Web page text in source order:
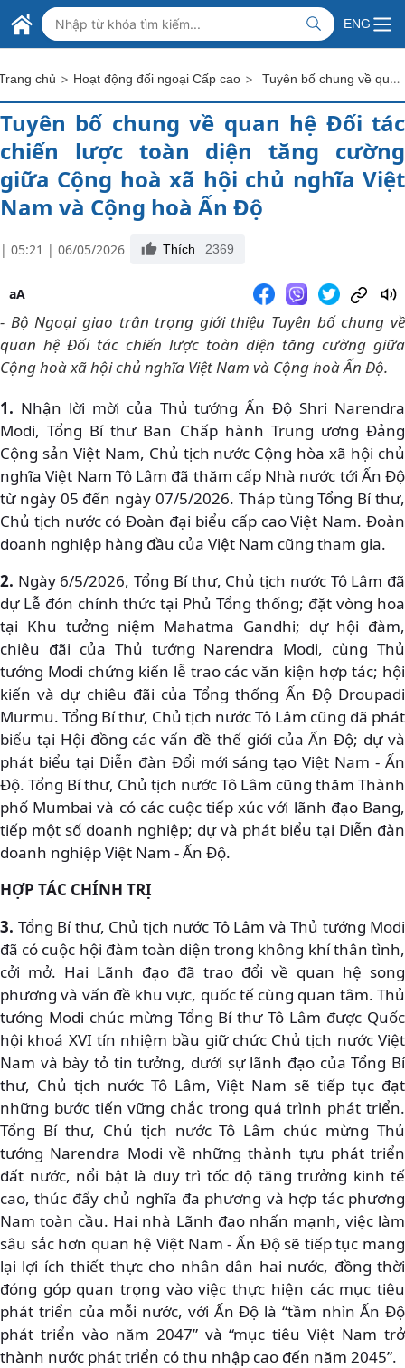
Skip to Main Content
BỘ NGOẠI GIAO VIỆT NAM
MINISTRY OF FOREIGN AFFAIRS
ENG
chủ > Hoạt động đối ngoại Cấp cao > Tuyên bố chung về quan hệ Đối tác chiến lược toàn diện tăng cường giữa Cộng hoà xã hội chủ nghĩa Việt Nam và Cộng hoà Ấn Độ
Tuyên bố chung về quan hệ Đối tác
chiến lược toàn diện tăng cường
giữa Cộng hoà xã hội chủ nghĩa Việt
Nam và Cộng hoà Ấn Độ
| 05:21 | 06/05/2026 Thích 2369
aA
- Bộ Ngoại giao trân trọng giới thiệu Tuyên bố chung về
quan hệ Đối tác chiến lược toàn diện tăng cường giữa
Cộng hoà xã hội chủ nghĩa Việt Nam và Cộng hoà Ấn Độ.
1. Nhận lời mời của Thủ tướng Ấn Độ Shri Narendra
Modi, Tổng Bí thư Ban Chấp hành Trung ương Đảng
Cộng sản Việt Nam, Chủ tịch nước Cộng hòa xã hội chủ
nghĩa Việt Nam Tô Lâm đã thăm cấp Nhà nước tới Ấn Độ
từ ngày 05 đến ngày 07/5/2026. Tháp tùng Tổng Bí thư,
Chủ tịch nước có Đoàn đại biểu cấp cao Việt Nam. Đoàn
doanh nghiệp hàng đầu của Việt Nam cũng tham gia.
2. Ngày 6/5/2026, Tổng Bí thư, Chủ tịch nước Tô Lâm đã
dự Lễ đón chính thức tại Phủ Tổng thống; đặt vòng hoa
tại Khu tưởng niệm Mahatma Gandhi; dự hội đàm,
chiêu đãi của Thủ tướng Narendra Modi, cùng Thủ
tướng Modi chứng kiến lễ trao các văn kiện hợp tác; hội
kiến và dự chiêu đãi của Tổng thống Ấn Độ Droupadi
Murmu. Tổng Bí thư, Chủ tịch nước Tô Lâm cũng đã phát
biểu tại Hội đồng các vấn đề thế giới của Ấn Độ; dự và
phát biểu tại Diễn đàn Đổi mới sáng tạo Việt Nam - Ấn
Độ. Tổng Bí thư, Chủ tịch nước Tô Lâm cũng thăm Thành
phố Mumbai và có các cuộc tiếp xúc với lãnh đạo Bang,
tiếp một số doanh nghiệp; dự và phát biểu tại Diễn đàn
doanh nghiệp Việt Nam - Ấn Độ.
HỢP TÁC CHÍNH TRỊ
3. Tổng Bí thư, Chủ tịch nước Tô Lâm và Thủ tướng Modi
đã có cuộc hội đàm toàn diện trong không khí thân tình,
cởi mở. Hai Lãnh đạo đã trao đổi về quan hệ song
phương và vấn đề khu vực, quốc tế cùng quan tâm. Thủ
tướng Modi chúc mừng Tổng Bí thư Tô Lâm được Quốc
hội khoá XVI tín nhiệm bầu giữ chức Chủ tịch nước Việt
Nam và bày tỏ tin tưởng, dưới sự lãnh đạo của Tổng Bí
thư, Chủ tịch nước Tô Lâm, Việt Nam sẽ tiếp tục đạt
những bước tiến vững chắc trong quá trình phát triển.
Tổng Bí thư, Chủ tịch nước Tô Lâm chúc mừng Thủ
tướng Narendra Modi về những thành tựu phát triển
đất nước, nổi bật là duy trì tốc độ tăng trưởng kinh tế
cao, thúc đẩy chủ nghĩa đa phương và hợp tác phương
Nam toàn cầu. Hai nhà Lãnh đạo nhấn mạnh, việc làm
sâu sắc hơn quan hệ Việt Nam - Ấn Độ sẽ tiếp tục mang
lại lợi ích thiết thực cho nhân dân hai nước, đồng thời
đóng góp quan trọng vào việc thực hiện các mục tiêu
phát triển của mỗi nước, với Ấn Độ là “tầm nhìn Ấn Độ
phát triển vào năm 2047” và “mục tiêu Việt Nam trở
thành nước phát triển có thu nhập cao đến năm 2045”.